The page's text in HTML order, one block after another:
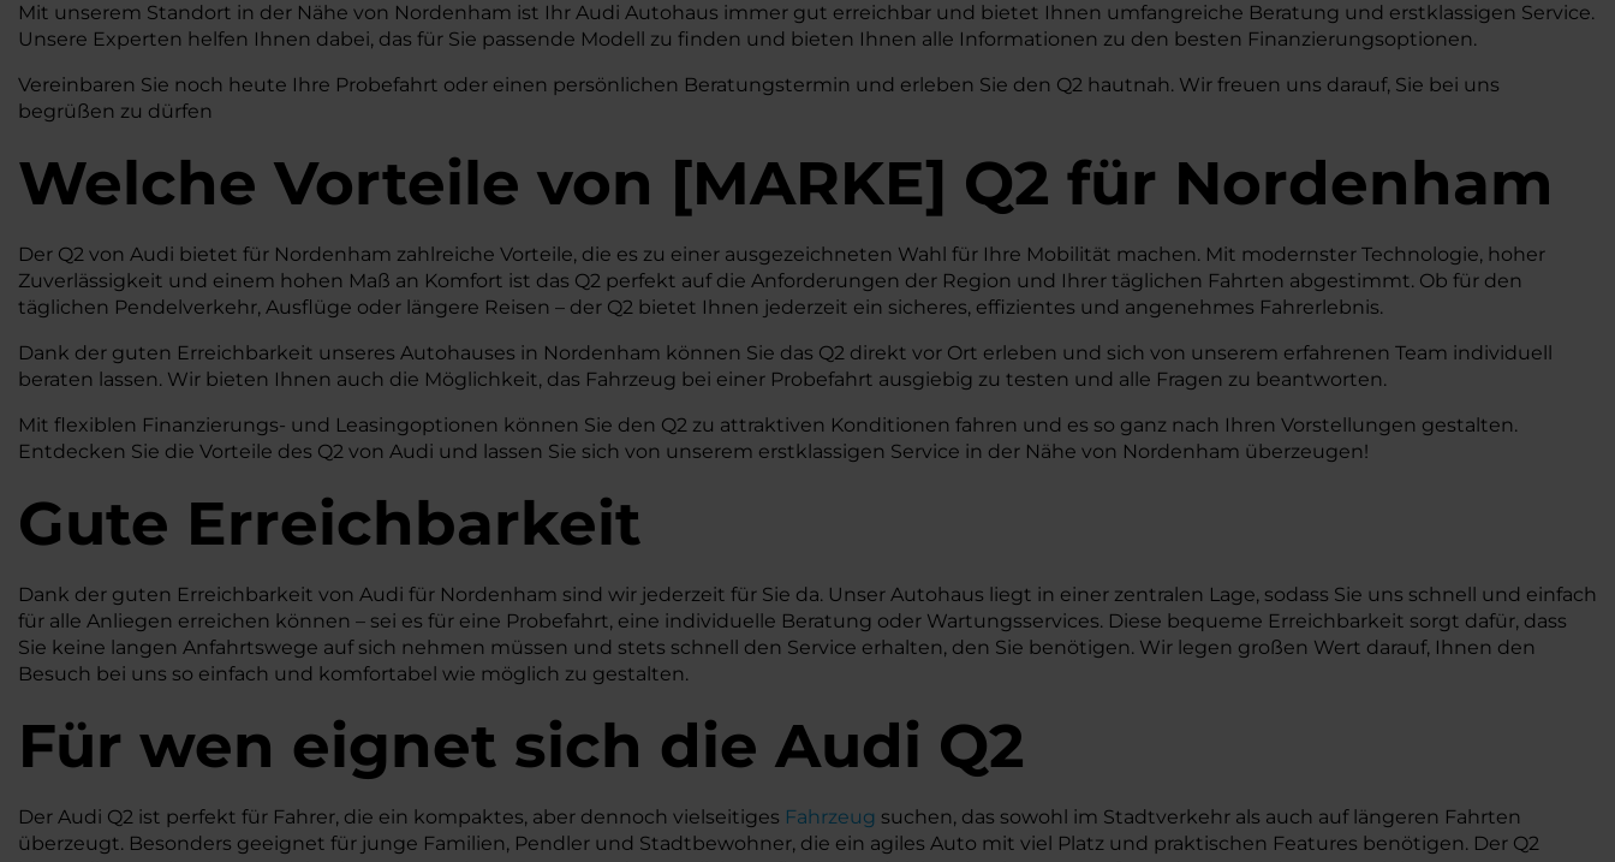
Mit unserem Standort in der Nähe von Nordenham ist Ihr Audi Autohaus immer gut erreichbar und bietet Ihnen umfangreiche Beratung und erstklassigen Service.
Unsere Experten helfen Ihnen dabei, das für Sie passende Modell zu finden und bieten Ihnen alle Informationen zu den besten Finanzierungsoptionen.
Vereinbaren Sie noch heute Ihre Probefahrt oder einen persönlichen Beratungstermin und erleben Sie den Q2 hautnah. Wir freuen uns darauf, Sie bei uns
begrüßen zu dürfen
Welche Vorteile von [MARKE] Q2 für Nordenham
Der Q2 von Audi bietet für Nordenham zahlreiche Vorteile, die es zu einer ausgezeichneten Wahl für Ihre Mobilität machen. Mit modernster Technologie, hoher
Zuverlässigkeit und einem hohen Maß an Komfort ist das Q2 perfekt auf die Anforderungen der Region und Ihrer täglichen Fahrten abgestimmt. Ob für den
täglichen Pendelverkehr, Ausflüge oder längere Reisen – der Q2 bietet Ihnen jederzeit ein sicheres, effizientes und angenehmes Fahrerlebnis.
Dank der guten Erreichbarkeit unseres Autohauses in Nordenham können Sie das Q2 direkt vor Ort erleben und sich von unserem erfahrenen Team individuell
beraten lassen. Wir bieten Ihnen auch die Möglichkeit, das Fahrzeug bei einer Probefahrt ausgiebig zu testen und alle Fragen zu beantworten.
Mit flexiblen Finanzierungs- und Leasingoptionen können Sie den Q2 zu attraktiven Konditionen fahren und es so ganz nach Ihren Vorstellungen gestalten.
Entdecken Sie die Vorteile des Q2 von Audi und lassen Sie sich von unserem erstklassigen Service in der Nähe von Nordenham überzeugen!
Gute Erreichbarkeit
Dank der guten Erreichbarkeit von Audi für Nordenham sind wir jederzeit für Sie da. Unser Autohaus liegt in einer zentralen Lage, sodass Sie uns schnell und einfach
für alle Anliegen erreichen können – sei es für eine Probefahrt, eine individuelle Beratung oder Wartungsservices. Diese bequeme Erreichbarkeit sorgt dafür, dass
Sie keine langen Anfahrtswege auf sich nehmen müssen und stets schnell den Service erhalten, den Sie benötigen. Wir legen großen Wert darauf, Ihnen den
Besuch bei uns so einfach und komfortabel wie möglich zu gestalten.
Für wen eignet sich die Audi Q2
Der Audi Q2 ist perfekt für Fahrer, die ein kompaktes, aber dennoch vielseitiges Fahrzeug suchen, das sowohl im Stadtverkehr als auch auf längeren Fahrten
überzeugt. Besonders geeignet für junge Familien, Pendler und Stadtbewohner, die ein agiles Auto mit viel Platz und praktischen Features benötigen. Der Q2